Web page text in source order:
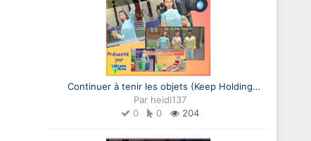
Continuer à tenir les objets (Keep Holding
Objects), un mod de bloombatter
Par heidi137
0
0 204